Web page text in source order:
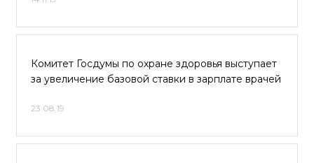
Комитет Госдумы по охране здоровья выступает
за увеличение базовой ставки в зарплате врачей
23.08.19